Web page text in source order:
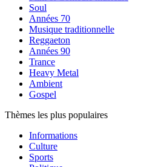
Soul
Années 70
Musique traditionnelle
Reggaeton
Années 90
Trance
Heavy Metal
Ambient
Gospel
Thèmes les plus populaires
Informations
Culture
Sports